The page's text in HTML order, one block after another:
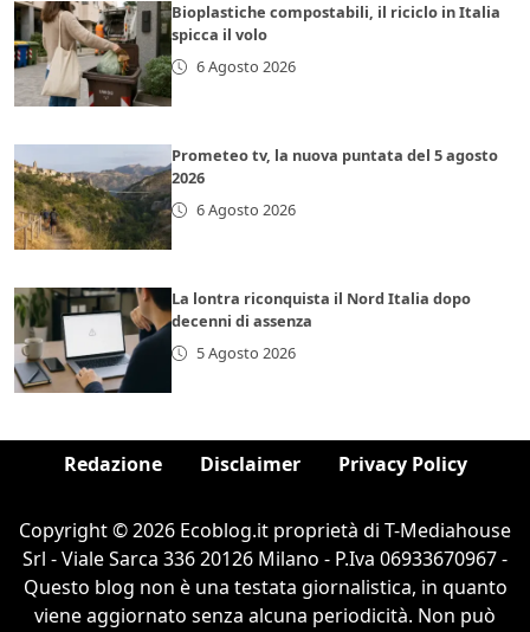
Bioplastiche compostabili, il riciclo in Italia
spicca il volo
6 Agosto 2026
Prometeo tv, la nuova puntata del 5 agosto
2026
6 Agosto 2026
La lontra riconquista il Nord Italia dopo
decenni di assenza
5 Agosto 2026
Redazione Disclaimer Privacy Policy
Copyright © 2026 Ecoblog.it proprietà di T-Mediahouse
Srl - Viale Sarca 336 20126 Milano - P.Iva 06933670967 -
Questo blog non è una testata giornalistica, in quanto
viene aggiornato senza alcuna periodicità. Non può